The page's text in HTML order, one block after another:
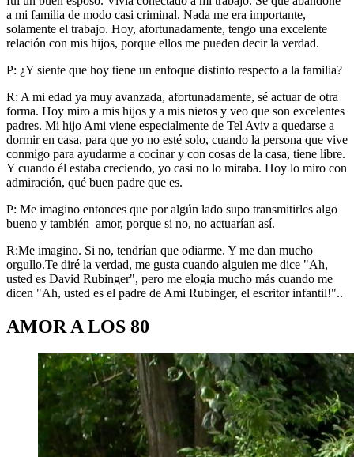
a mi familia de modo casi criminal. Nada me era importante,
solamente el trabajo. Hoy, afortunadamente, tengo una excelente
relación con mis hijos, porque ellos me pueden decir la verdad.
P: ¿Y siente que hoy tiene un enfoque distinto respecto a la familia?
R: A mi edad ya muy avanzada, afortunadamente, sé actuar de otra
forma. Hoy miro a mis hijos y a mis nietos y veo que son excelentes
padres. Mi hijo Ami viene especialmente de Tel Aviv a quedarse a
dormir en casa, para que yo no esté solo, cuando la persona que vive
conmigo para ayudarme a cocinar y con cosas de la casa, tiene libre.
Y cuando él estaba creciendo, yo casi no lo miraba. Hoy lo miro con
admiración, qué buen padre que es.
P: Me imagino entonces que por algún lado supo transmitirles algo
bueno y también amor, porque si no, no actuarían así.
R:Me imagino. Si no, tendrían que odiarme. Y me dan mucho
orgullo.Te diré la verdad, me gusta cuando alguien me dice "Ah,
usted es David Rubinger", pero me elogia mucho más cuando me
dicen "Ah, usted es el padre de Ami Rubinger, el escritor infantil!"..
AMOR A LOS 80